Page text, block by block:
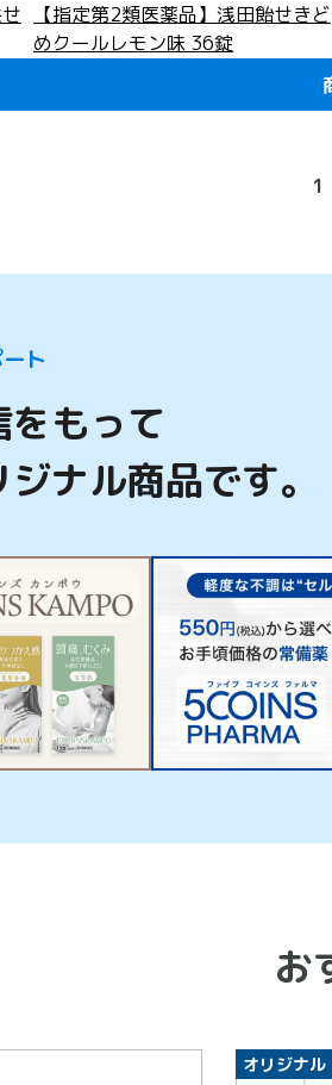
【指定第2類医薬品】浅田飴せきど
めクールレモン味 36錠
1
ト
をもって
ナル商品です。
お
オリジナル